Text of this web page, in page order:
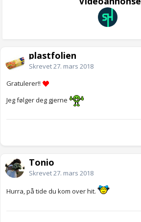
plastfolien
Skrevet27. mars 2018
Gratulerer!!
Jeg følger deg gjerne
Tonio
Skrevet27. mars 2018
Hurra, på tide du kom over hit.